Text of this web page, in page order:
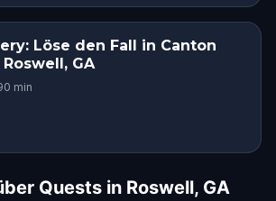
Löse den Fall in Canton
GA
min
Quests in Roswell, GA